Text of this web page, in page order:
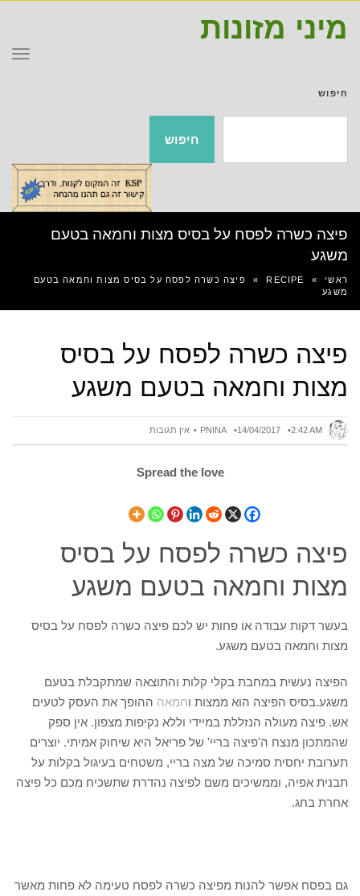
מיני מזונות
חיפוש
חיפוש
פיצה כשרה לפסח על בסיס מצות וחמאה בטעם
משגע
ראשי »
RECIPE
»
פיצה כשרה לפסח על בסיס מצות וחמאה בטעם
משגע
פיצה כשרה לפסח על בסיס
מצות וחמאה בטעם משגע
PNINA 14/04/2017 2:42 AM אין תגובות
Spread the love
פיצה כשרה לפסח על בסיס
מצות וחמאה בטעם משגע
בעשר דקות עבודה או פחות יש לכם פיצה כשרה לפסח על בסיס
מצות וחמאה בטעם משגע.
הפיצה נעשית במחבת בקלי קלות והתוצאה שמתקבלת בטעם
משגע.בסיס הפיצה הוא ממצות וחמאה ההופך את העסק לטעים
אש. פיצה מעולה הנזללת במיידי וללא נקיפות מצפון. אין ספק
שהמתכון מנצח ה'פיצה בריי' של פריאל היא שיחוק אמיתי. יוצרים
תערובת יחסית סמיכה של מצה בריי, משטחים בעיגול בקלות על
תבנית אפיה, וממשיכים משם לפיצה נהדרת שתשכיח מכם כל פיצה
אחרת בחג.
גם בפסח אפשר להנות מפיצה כשרה לפסח טעימה לא פחות מאשר